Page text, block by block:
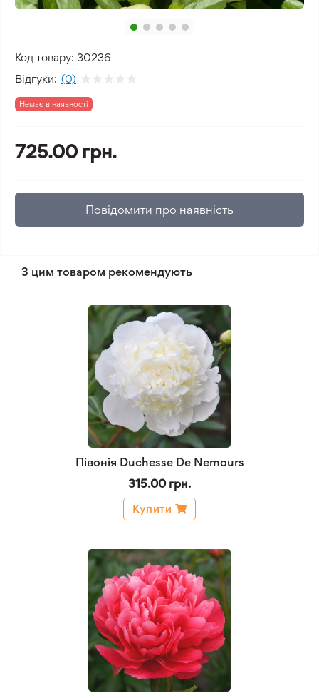
Код товару: 30236
Відгуки: (0)
Немає в наявності
725.00 грн.
Повідомити про наявність
З цим товаром рекомендують
Півонія Duchesse De Nemours
315.00 грн.
Купити